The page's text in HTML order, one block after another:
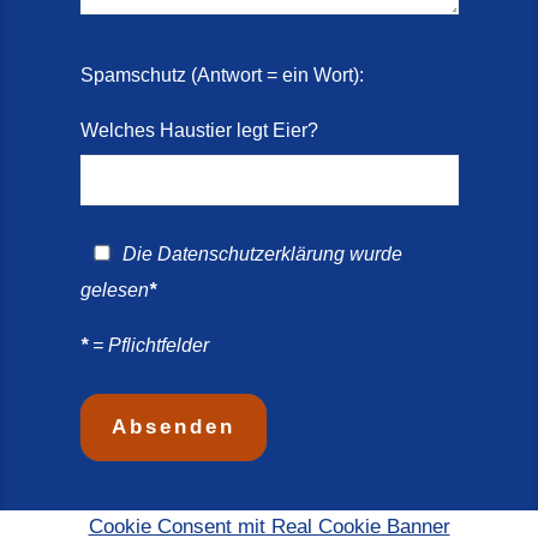
Spamschutz (Antwort = ein Wort):
Welches Haustier legt Eier?
Die Datenschutzerklärungwurde
gelesen*
*= Pflichtfelder
Cookie Consent mit Real Cookie Banner